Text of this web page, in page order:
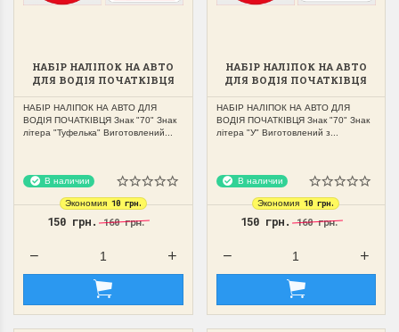
НАБІР НАЛІПОК НА АВТО
ДЛЯ ВОДІЯ ПОЧАТКІВЦЯ
НАБІР НАЛІПОК НА АВТО ДЛЯ
ВОДІЯ ПОЧАТКІВЦЯ Знак "70" Знак
літера "Туфелька" Виготовлений...
В наличии
Экономия 10 грн.
150 грн.160 грн.
НАБІР НАЛІПОК НА АВТО
ДЛЯ ВОДІЯ ПОЧАТКІВЦЯ
НАБІР НАЛІПОК НА АВТО ДЛЯ
ВОДІЯ ПОЧАТКІВЦЯ Знак "70" Знак
літера "У" Виготовлений з...
В наличии
Экономия 10 грн.
150 грн.160 грн.